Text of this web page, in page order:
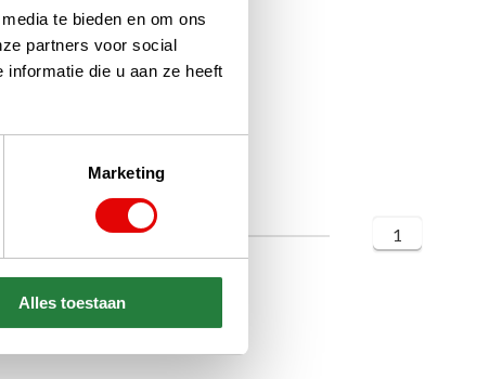
te bieden en om ons
partners voor social
die u aan ze heeft
Marketing
Alles toestaan
1